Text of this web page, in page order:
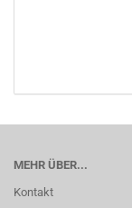
MEHR ÜBER...
Kontakt